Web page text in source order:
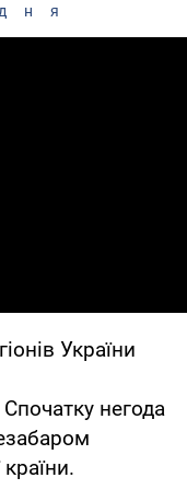
України
негода